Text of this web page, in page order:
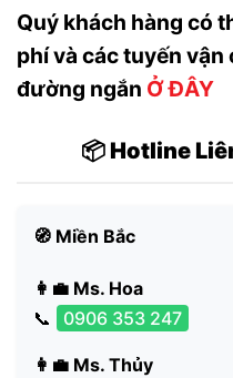
Quý khách hàng có
phí và các tuyến
đường ngắn Ở ĐÂY
📦 Hotline
🧭 Miền Bắc
👩‍💼 Ms. Hoa
📞
0906 353 247
👩‍💼 Ms. Thủy